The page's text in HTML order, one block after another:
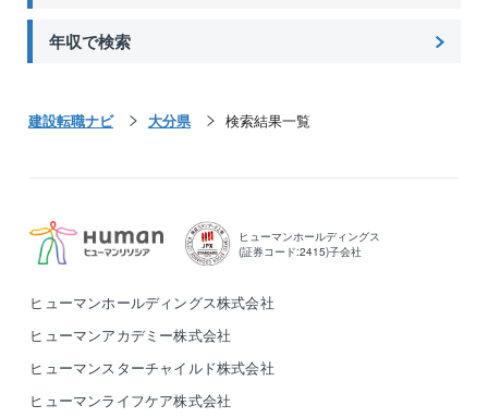
年収で検索
建設転職ナビ 大分県 検索結果一覧
ヒューマンホールディングス
(証券コード:2415)子会社
ヒューマンホールディングス株式会社
ヒューマンアカデミー株式会社
ヒューマンスターチャイルド株式会社
ヒューマンライフケア株式会社